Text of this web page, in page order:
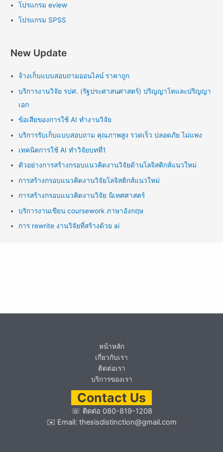
โปรแกรม eview
โปรแกรม SPSS
New Update
จ้างเก็บแบบสอบถามออนไลน์ ราคาถูก
บริการงานวิจัย รปศ. (รัฐประศาสนศาสตร์) ปริญญาโทและปริญญา
เอก
ข้อเสียของการใช้ AI ทำงานวิจัย
บริการรับเก็บแบบสอบถาม คุณภาพสูง รวดเร็ว ปลอดภัย ไม่แพง
เทคนิคการใช้ AI ทำวิจัยบทที่1
ตัวอย่างการสร้างกรอบแนวคิดงานวิจัยด้านโลจิสติกส์แนวใหม่
การสร้างกรอบแนวคิดงานวิจัยโลจิสติกส์แนวใหม่
การสร้างกรอบแนวคิดงานวิจัย นิเทศศาสตร์
บริการงานเขียน coursework ภาษาอังกฤษ
การ rewrite งานวิจัยที่สร้างด้วย ai
หน้าหลัก
เกี่ยวกับเรา
ติดต่อเรา
บริการของเรา
Contact Us
☏ ติดต่อ 080-819-1208
✉️ Email: thesisdistinction@gmail.com